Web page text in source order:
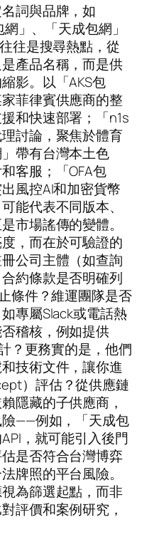
詞與品牌，如
網」、「天成包網」
往是搜尋熱點，從
產品名稱，而是供
影。以「AKS包
菲律賓供應商的整
和快速部署；「n1s
討論，聚焦於體育
帶有台灣本土色
客服；「OFA包
風控AI和加密貨幣
能代表不同版本、
市場謠傳的變體。
，而在於可驗證的
公司主體（如查詢
約條款是否明確列
條件？維運團隊是否
專屬Slack或電話熱
稽核，例如提供
？更務實的是，他們
技術文件，讓你進
）評估？從供應鏈
隱藏的子供應商，
——例如，「天成包
，就可能引入後門
是否符合台灣博弈
牌照的平台風險。
為篩選起點，而非
評價和案例研究，